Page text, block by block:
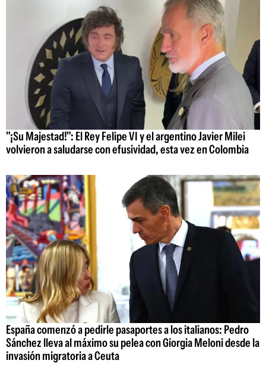
"¡Su Majestad!": El Rey Felipe VI y el argentino Javier Milei
volvieron a saludarse con efusividad, esta vez en Colombia
España comenzó a pedirle pasaportes a los italianos: Pedro
Sánchez lleva al máximo su pelea con Giorgia Meloni desde la
invasión migratoria a Ceuta